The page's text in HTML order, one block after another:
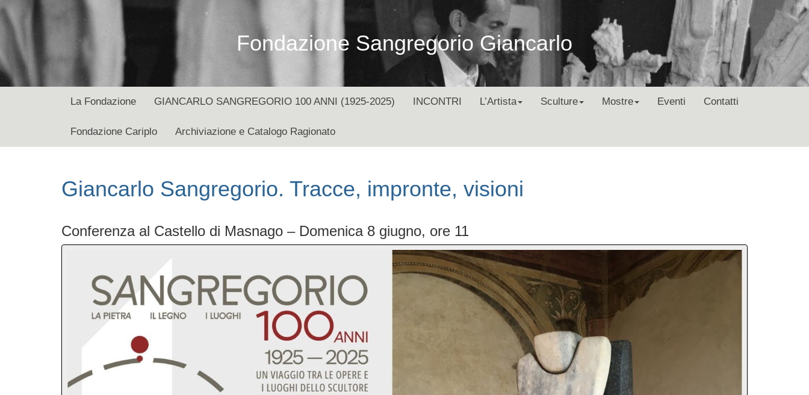
Fondazione Sangregorio Giancarlo
La Fondazione GIANCARLO SANGREGORIO 100 ANNI (1925-2025) INCONTRI L’Artista Sculture Mostre Eventi Contatti
Fondazione Cariplo Archiviazione e Catalogo Ragionato
Giancarlo Sangregorio. Tracce, impronte, visioni
Conferenza al Castello di Masnago – Domenica 8 giugno, ore 11